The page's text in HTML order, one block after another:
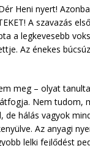
Heni nyert!
A szavazás
a legkevesebb
Az énekes
meg – olyat
Nem tudom,
de hálás vagyok
Az anyagi
lelki fejlődést